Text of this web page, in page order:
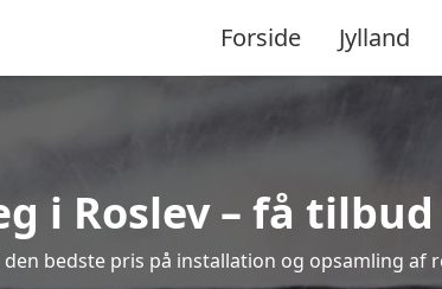
Forside Jylland
i Roslev – få
bedste pris på installation og opsamling af